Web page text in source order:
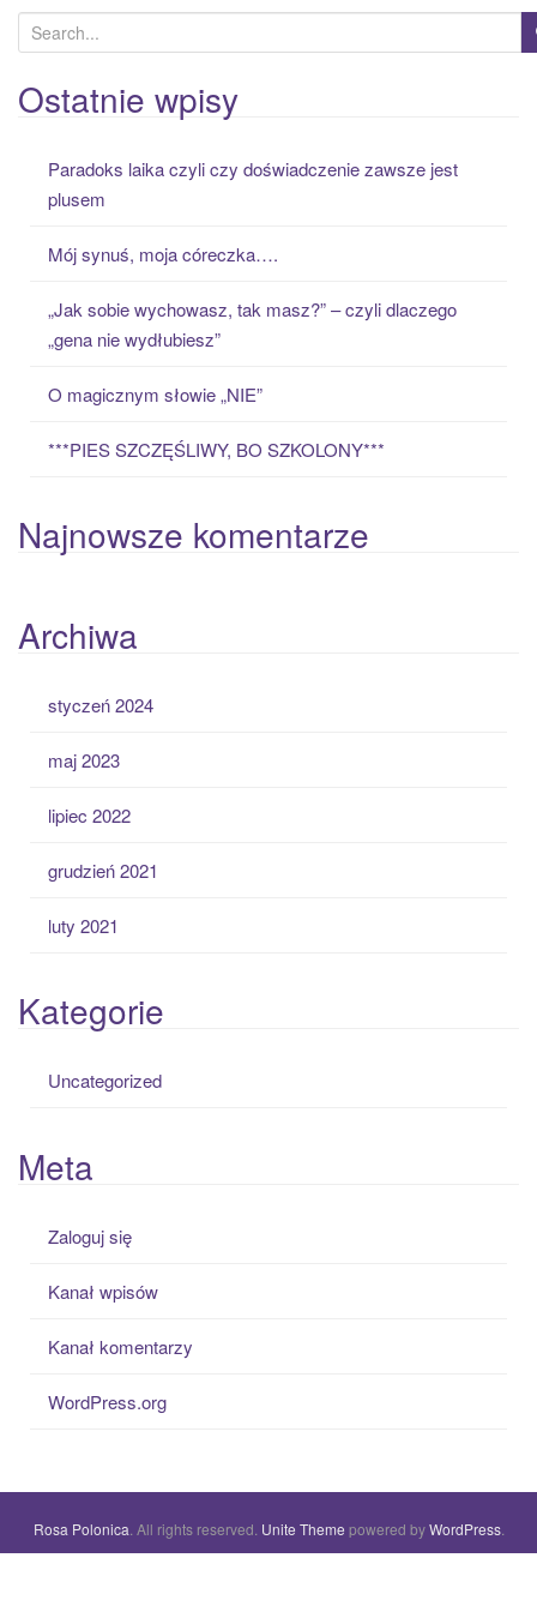
e
a
r
Ostatnie wpisy
Paradoks laika czyli czy doświadczenie zawsze jest
plusem
Mój synuś, moja córeczka….
„Jak sobie wychowasz, tak masz?” – czyli dlaczego
„gena nie wydłubiesz”
O magicznym słowie „NIE”
***PIES SZCZĘŚLIWY, BO SZKOLONY***
Najnowsze komentarze
Archiwa
styczeń 2024
maj 2023
lipiec 2022
grudzień 2021
luty 2021
Kategorie
Uncategorized
Meta
Zaloguj się
Kanał wpisów
Kanał komentarzy
WordPress.org
Rosa Polonica . All rights reserved. Unite Theme powered byWordPress.